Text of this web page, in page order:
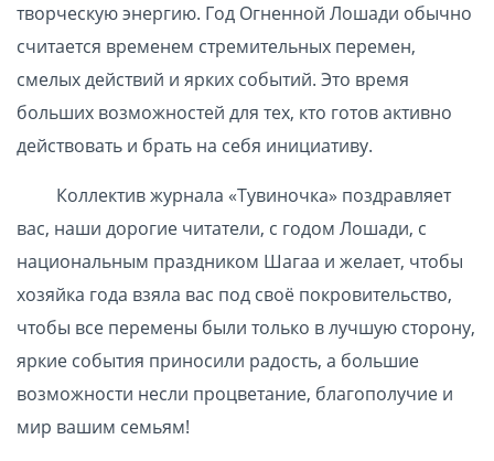
творческую энергию. Год Огненной Лошади обычно
считается временем стремительных перемен,
смелых действий и ярких событий. Это время
больших возможностей для тех, кто готов активно
действовать и брать на себя инициативу.
Коллектив журнала «Тувиночка» поздравляет
вас, наши дорогие читатели, с годом Лошади, с
национальным праздником Шагаа и желает, чтобы
хозяйка года взяла вас под своё покровительство,
чтобы все перемены были только в лучшую сторону,
яркие события приносили радость, а большие
возможности несли процветание, благополучие и
мир вашим семьям!